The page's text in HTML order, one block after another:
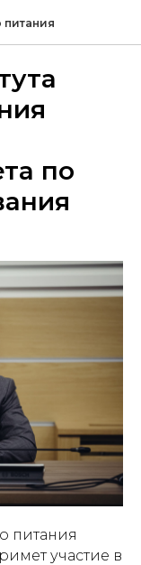
питания
по
питания
участие в